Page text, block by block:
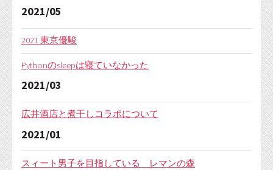
2021/05
2021 東京優駿
Pythonのsleepは寝ていなかった
2021/03
広井酒店と煮干しコラボについて
2021/01
スィート男子を目指している レマンの森